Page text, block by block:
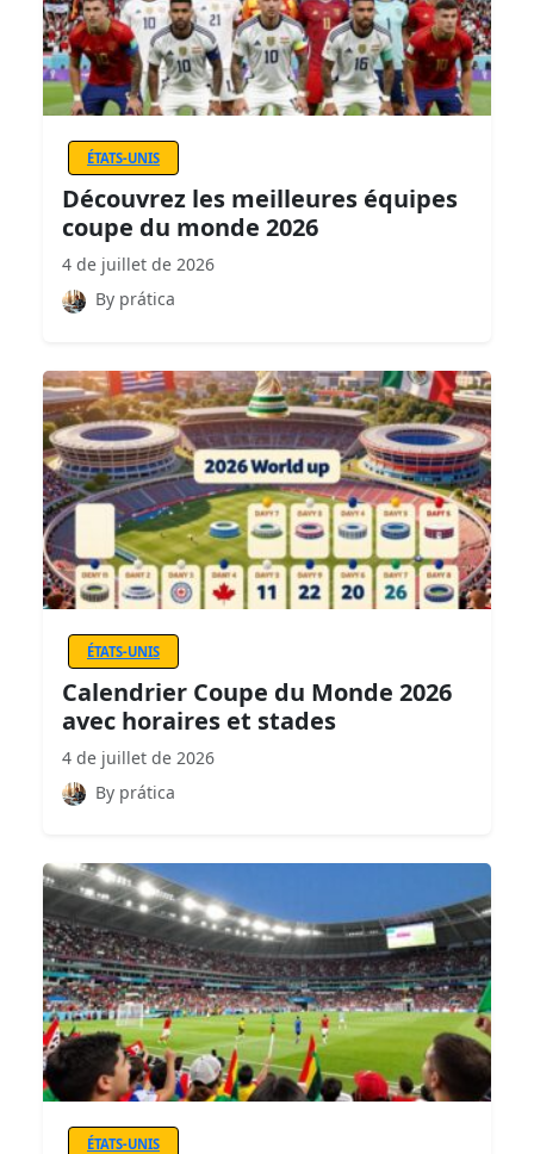
ÉTATS-UNIS
Découvrez les meilleures équipes
coupe du monde 2026
4 de juillet de 2026
By prática
ÉTATS-UNIS
Calendrier Coupe du Monde 2026
avec horaires et stades
4 de juillet de 2026
By prática
ÉTATS-UNIS